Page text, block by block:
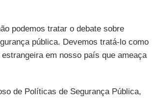
podemos tratar o debate sobre
pública. Devemos tratá-lo como
em nosso país que ameaça
de Políticas de Segurança Pública,